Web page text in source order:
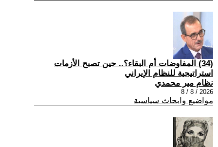
(34) المفاوضات أم البقاء؟.. حين تصبح الأزمات
استراتيجية للنظام الإيراني
نظام مير محمدي
2026 / 8 / 8
مواضيع وابحاث سياسية